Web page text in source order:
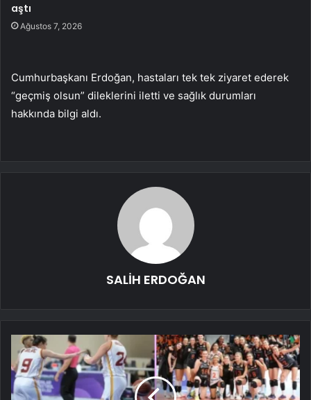
aştı
Ağustos 7, 2026
Cumhurbaşkanı Erdoğan, hastaları tek tek ziyaret ederek
“geçmiş olsun” dileklerini iletti ve sağlık durumları
hakkında bilgi aldı.
SALİH ERDOĞAN